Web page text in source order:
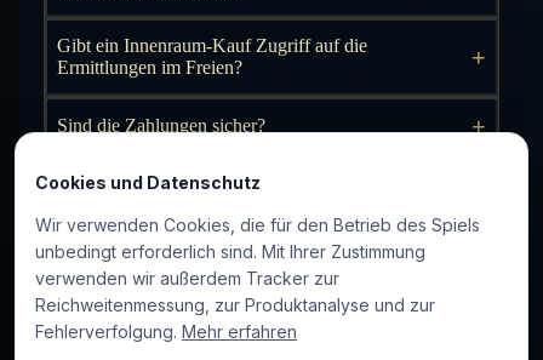
Gibt ein Innenraum-Kauf Zugriff auf die
Ermittlungen im Freien?
+
Sind die Zahlungen sicher? +
Kann ich eine Rückerstattung erhalten?
Welche Zahlungsmittel gibt es?
Wann werde ich belastet?
Cookies und Datenschutz
Wir verwenden Cookies, die für den Betrieb des Spiels
unbedingt erforderlich sind. Mit Ihrer Zustimmung
verwenden wir außerdem Tracker zur
Reichweitenmessung, zur Produktanalyse und zur
Fehlerverfolgung. Mehr erfahren